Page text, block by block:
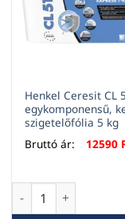
Henkel Ceresit CL
egykomponensű,
szigetelőfólia 5 kg
Bruttó ár:
12590
Henkel Ceresit CL